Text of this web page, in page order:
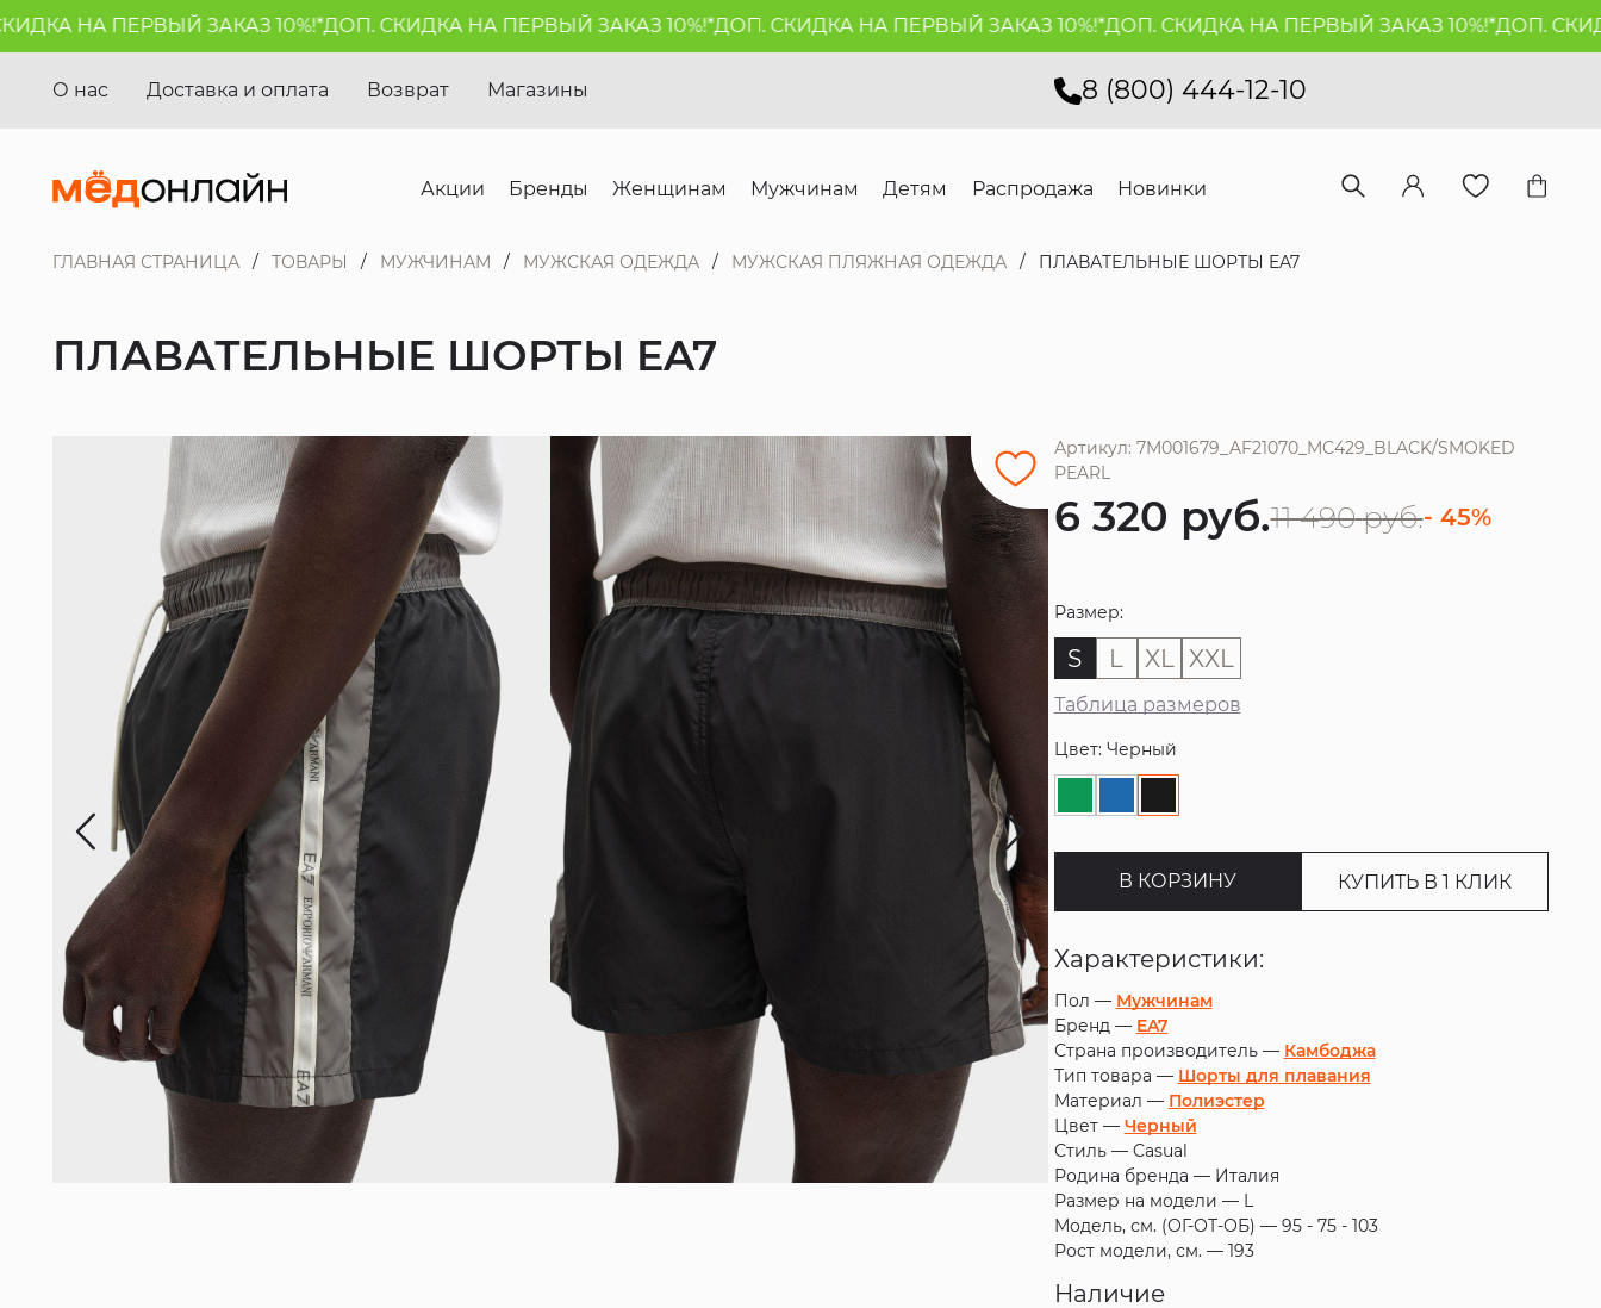
НА ПЕРВЫЙ ЗАКАЗ 10%!*ДОП. СКИДКА НА ПЕРВЫЙ ЗАКАЗ 10%!*ДОП. СКИДКА НА ПЕРВЫЙ ЗАКАЗ 10%!*ДОП. СКИДКА НА ПЕРВЫЙ ЗАКАЗ 10%!*ДОП. СКИДКА
8 (800) 444-12-10
О нас Доставка и оплата Возврат Магазины
Акции Бренды Женщинам Мужчинам Детям Распродажа Новинки
ГЛАВНАЯ СТРАНИЦА ТОВАРЫ МУЖЧИНАМ МУЖСКАЯ ОДЕЖДА МУЖСКАЯ ПЛЯЖНАЯ ОДЕЖДА ПЛАВАТЕЛЬНЫЕ ШОРТЫ EA7
ПЛАВАТЕЛЬНЫЕ ШОРТЫ EA7
Артикул: 7M001679_AF21070_MC429_BLACK/SMOKED
PEARL
6 320 руб.11 490 руб.- 45%
Размер:
S L XL XXL
Таблица размеров
Цвет: Черный
В КОРЗИНУ КУПИТЬ В 1 КЛИК
Характеристики:
Пол — Мужчинам
Бренд — EA7
Страна производитель — Камбоджа
Тип товара — Шорты для плавания
Материал — Полиэстер
Цвет — Черный
Стиль — Casual
Родина бренда — Италия
Размер на модели — L
Модель, см. (ОГ-ОТ-ОБ) — 95 - 75 - 103
Рост модели, см. — 193
Наличие